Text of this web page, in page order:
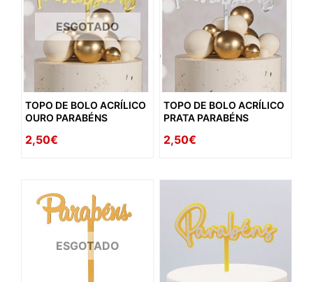
ESGOTADO
TOPO DE BOLO ACRÍLICO
OURO PARABÉNS
2,50€
TOPO DE BOLO ACRÍLICO
PRATA PARABÉNS
2,50€
ESGOTADO